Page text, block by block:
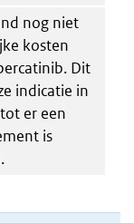
nog niet
kosten
Dit
indicatie in
er een
is